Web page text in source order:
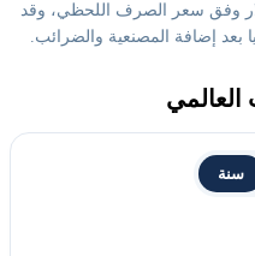
وفق سعر الصرف اللحظي، وقد
بعد إضافة المصنعية والضرائب.
العالمي
سنة